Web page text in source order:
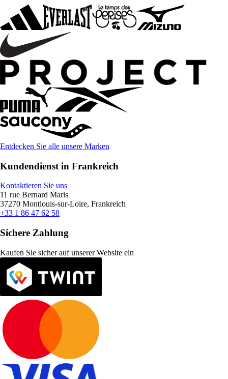
Entdecken Sie alle unsere Marken
Kundendienst in Frankreich
Kontaktieren Sie uns
11 rue Bernard Maris
37270 Montlouis-sur-Loire, Frankreich
+33 1 86 47 62 58
Sichere Zahlung
Kaufen Sie sicher auf unserer Website ein